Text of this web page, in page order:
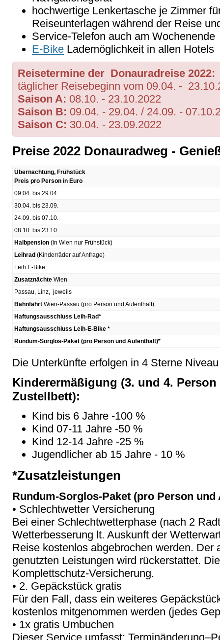
hochwertige Lenkertasche je Zimmer
Reiseunterlagen während der Reise
Service-Telefon auch am Wochenende
E-Bike Lademöglichkeit in allen Hotels
Reisetermine der Donauradreise 2022:
täglicher Reisebeginn vom 09.04. -
Saison A: 08.10. - 23.10.2022
Saison B: 09.04. - 29.04. / 24.09. -
Saison C: 30.04. - 23.09.2022
Preise 2022 Donauradweg -
Übernachtung, Frühstück
Preis pro Person in Euro
09.04. bis 29.04.
30.04. bis 23.09.
24.09. bis 07.10.
08.10. bis 23.10.
Halbpension (in Wien nur Frühstück)
Leihrad (Kinderräder auf Anfrage)
Leih E-Bike
Zusatznächte Wien
Passau, Linz, jeweils
Bahnfahrt Wien-Passau (pro Person und Aufenthalt)
Haftungsausschluss Leih-Rad*
Haftungsausschluss Leih-E-Bike *
Rundum-Sorglos-Paket (pro Person und Aufenthalt)*
Die Unterkünfte erfolgen in 4 Sterne
Kinderermäßigung (3. und 4.
Zustellbett):
Kind bis 6 Jahre -100 %
Kind 07-11 Jahre -50 %
Kind 12-14 Jahre -25 %
Jugendlicher ab 15 Jahre - 10 %
*Zusatzleistungen
Rundum-Sorglos-Paket (pro Person und
• Schlechtwetter Versicherung
Bei einer Schlechtwetterphase (nach 2
Wetterbesserung lt. Auskunft der
Reise kostenlos abgebrochen werden. Der
genutzten Leistungen wird rückerstattet.
Komplettschutz-Versicherung.
• 2. Gepäckstück gratis
Für den Fall, dass ein weiteres
kostenlos mitgenommen werden (jedes
• 1x gratis Umbuchen
Dieser Service umfasst: